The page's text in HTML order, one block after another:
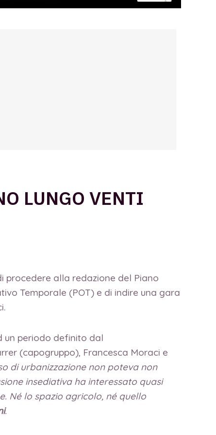
LUNGO VENTI
procedere alla redazione del Piano
Temporale (POT) e di indire una gara
un periodo definito dal
(capogruppo), Francesca Moraci e
di urbanizzazione non poteva non
insediativa ha interessato quasi
Né lo spazio agricolo, né quello
.